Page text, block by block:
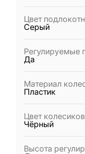
Цвет
Серый
Регулируемые
Да
Материал
Пластик
Цвет колесиков
Чёрный
Высота